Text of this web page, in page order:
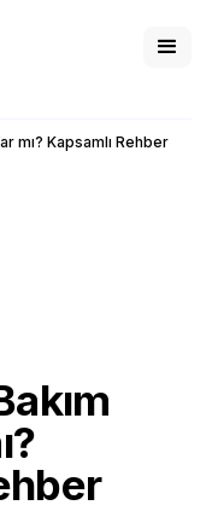
mı? Kapsamlı Rehber